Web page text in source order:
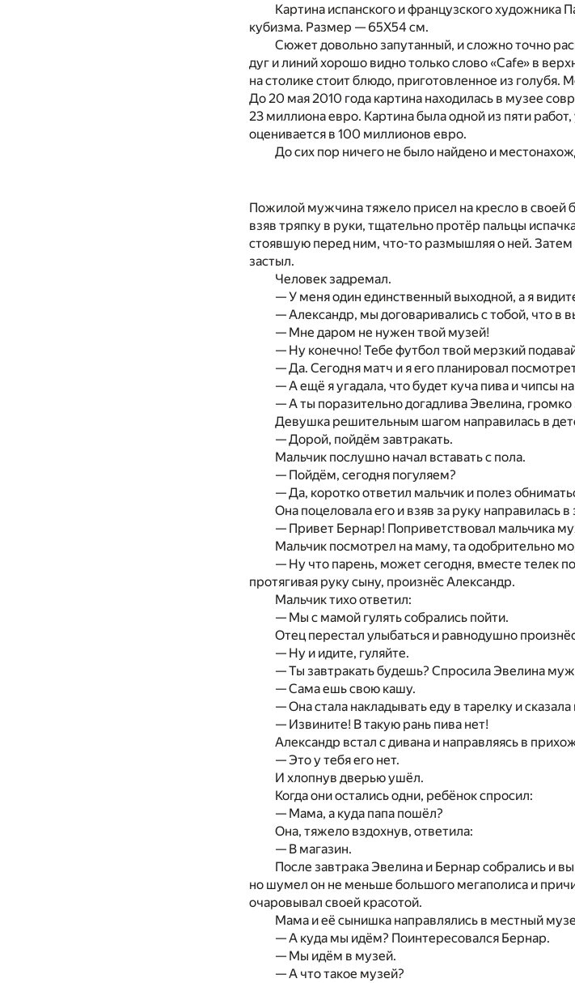
Картина испанского и французского художника
кубизма. Размер — 65Х54 см.
Сюжет довольно запутанный, и сложно точно
дуг и линий хорошо видно только слово «Cafe» в
на столике стоит блюдо, приготовленное из
До 20 мая 2010 года картина находилась в музее
23 миллиона евро. Картина была одной из пяти
оценивается в 100 миллионов евро.
До сих пор ничего не было найдено и
Пожилой мужчина тяжело присел на кресло в своей
взяв тряпку в руки, тщательно протёр пальцы
стоявшую перед ним, что-то размышляя о ней. Затем
застыл.
Человек задремал.
— У меня один единственный выходной, а я
— Александр, мы договаривались с тобой, что
— Мне даром не нужен твой музей!
— Ну конечно! Тебе футбол твой мерзкий
— Да. Сегодня матч и я его планировал
— А ещё я угадала, что будет куча пива и чипсы
— А ты поразительно догадлива Эвелина,
Девушка решительным шагом направилась в
— Дорой, пойдём завтракать.
Мальчик послушно начал вставать с пола.
— Пойдём, сегодня погуляем?
— Да, коротко ответил мальчик и полез
Она поцеловала его и взяв за руку направилась в
— Привет Бернар! Поприветствовал мальчика
Мальчик посмотрел на маму, та одобрительно
— Ну что парень, может сегодня, вместе телек
протягивая руку сыну, произнёс Александр.
Мальчик тихо ответил:
— Мы с мамой гулять собрались пойти.
Отец перестал улыбаться и равнодушно
— Ну и идите, гуляйте.
— Ты завтракать будешь? Спросила Эвелина
— Сама ешь свою кашу.
— Она стала накладывать еду в тарелку и
— Извините! В такую рань пива нет!
Александр встал с дивана и направляясь в
— Это у тебя его нет.
И хлопнув дверью ушёл.
Когда они остались одни, ребёнок спросил:
— Мама, а куда папа пошёл?
Она, тяжело вздохнув, ответила:
— В магазин.
После завтрака Эвелина и Бернар собрались и
но шумел он не меньше большого мегаполиса и
очаровывал своей красотой.
Мама и её сынишка направлялись в местный
— А куда мы идём? Поинтересовался Бернар.
— Мы идём в музей.
— А что такое музей?